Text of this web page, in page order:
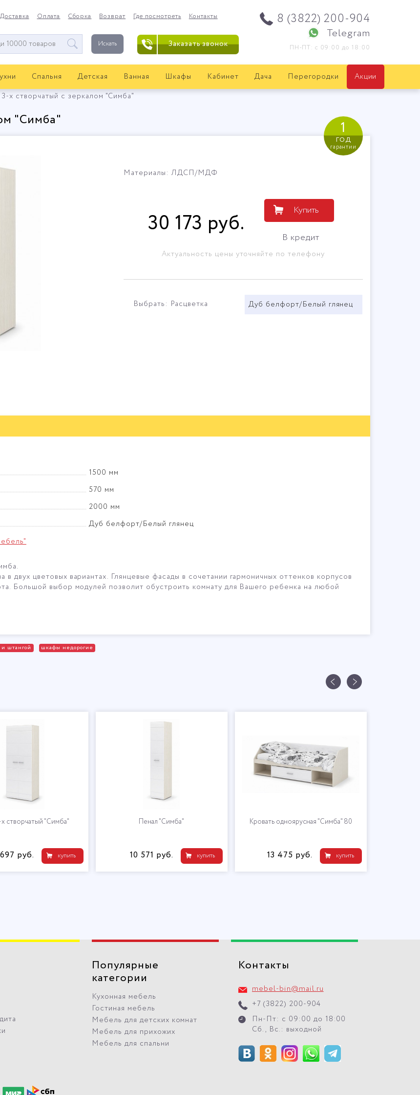
Доставка Оплата Сборка Возврат Где посмотреть Контакты
Искать
8 (3822) 200-904
Telegram
ПН-ПТ: с 09:00 до 18:00
Заказать звонок
Спальня Детская Ванная Шкафы Кабинет Дача Перегородки
Акции
х створчатый с зеркалом "Симба"
"Симба" 1
год
гарантии
Материалы: ЛДСП/МДФ
30 173 руб. Купить
В кредит
Актуальность цены уточняйте по телефону
Выбрать: Расцветка Дуб белфорт/Белый глянец
1500 мм
570 мм
2000 мм
Дуб белфорт/Белый глянец
двух цветовых вариантах. Глянцевые фасады в сочетании гармоничных оттенков корпусов
Большой выбор модулей позволит обустроить комнату для Вашего ребенка на любой
штангой шкафы недорогие
створчатый "Симба"
купить
руб.
Пенал "Симба"
купить
10 571 руб.
Кровать одноярусная "Симба" 80
купить
13 475 руб.
Популярные
категории
Кухонная мебель
Гостиная мебель
Мебель для детских комнат
Мебель для прихожих
Мебель для спальни
Контакты
mebel-bin@mail.ru
+7 (3822) 200-904
Пн-Пт: с 09:00 до 18:00
Сб., Вс.: выходной